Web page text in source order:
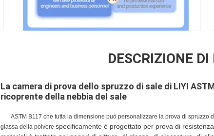
DESCRIZIONE DI
La camera di prova dello spruzzo di sale di LIYI
ricoprente della nebbia del sale
ASTM B117 che tutta la dimensione può personalizzare la prova di spruzzo
glassa della polvere specificamente è progettato per prova di